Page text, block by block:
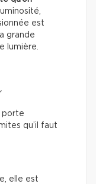
est
grande
lumière.
porte
qu’il faut
elle est